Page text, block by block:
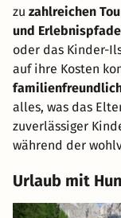
zu zahlreichen
und
oder das Kinder-
auf ihre Kosten
alles, was das
zuverlässiger
während der
Urlaub mit